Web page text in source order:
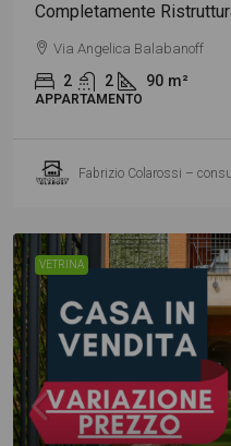
Completamente
Via Angelica Balabanoff
2 2 90 m²
APPARTAMENTO
Fabrizio Colarossi –
VETRINA